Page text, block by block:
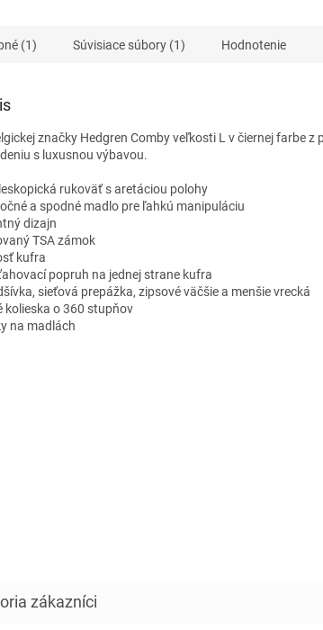
(1) Súvisiace súbory (1) Hodnotenie
značky Hedgren Comby veľkosti L v čiernej farbe
s luxusnou výbavou.
rukoväť s aretáciou polohy
a spodné madlo pre ľahkú manipuláciu
dizajn
TSA zámok
kufra
popruh na jednej strane kufra
sieťová prepážka, zipsové väčšie a menšie vrecká
kolieska o 360 stupňov
na madlách